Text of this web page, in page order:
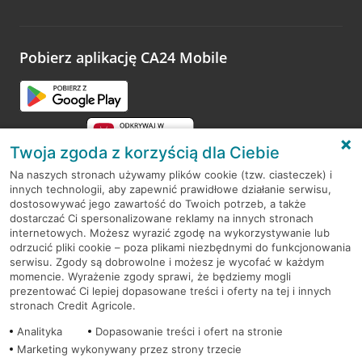
opinie.
Pobierz aplikację CA24 Mobile
RODO
Regulamin serwisu
Mapa serwisu
PolitykaCookies
Twoja zgoda z korzyścią dla Ciebie
Na naszych stronach używamy plików cookie (tzw. ciasteczek) i
innych technologii, aby zapewnić prawidłowe działanie serwisu,
dostosowywać jego zawartość do Twoich potrzeb, a także
dostarczać Ci spersonalizowane reklamy na innych stronach
internetowych. Możesz wyrazić zgodę na wykorzystywanie lub
odrzucić pliki cookie – poza plikami niezbędnymi do funkcjonowania
serwisu. Zgody są dobrowolne i możesz je wycofać w każdym
momencie. Wyrażenie zgody sprawi, że będziemy mogli
prezentować Ci lepiej dopasowane treści i oferty na tej i innych
stronach Credit Agricole.
Analityka
Dopasowanie treści i ofert na stronie
Marketing wykonywany przez strony trzecie